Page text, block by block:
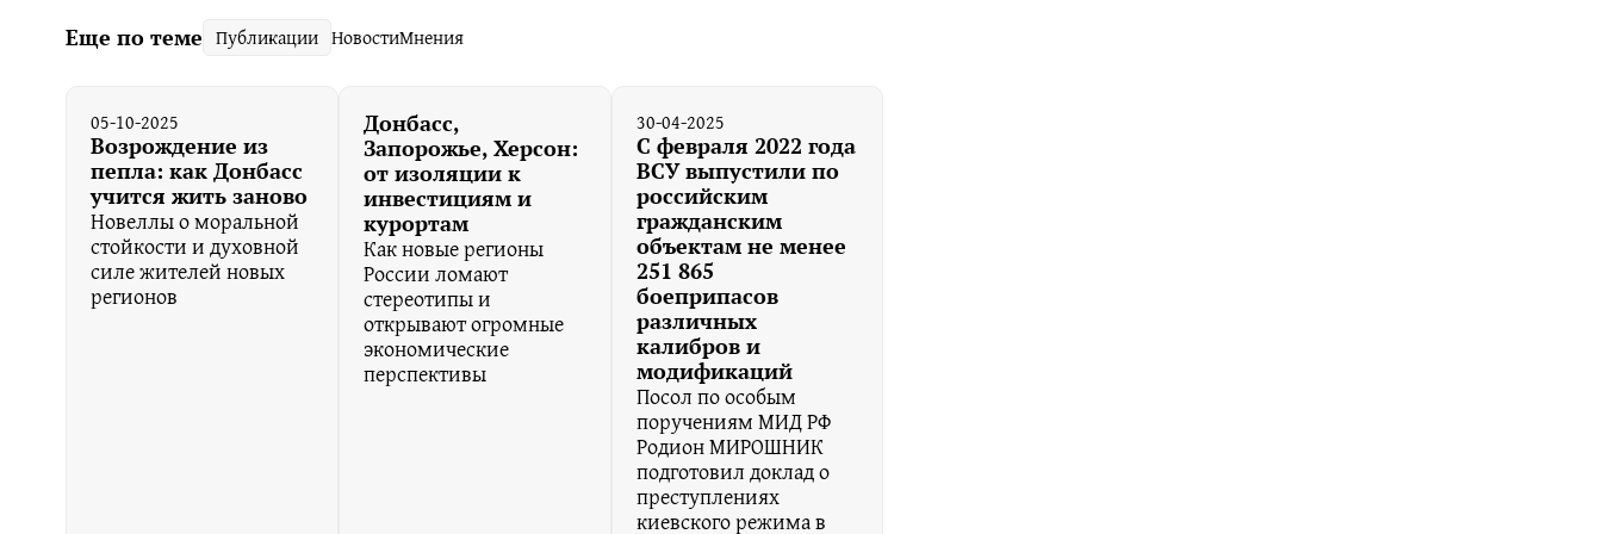
Еще по теме Публикации НовостиМнения
05-10-2025
Возрождение из
пепла: как Донбасс
учится жить заново
Новеллы о моральной
стойкости и духовной
силе жителей новых
регионов
Донбасс,
Запорожье, Херсон:
от изоляции к
инвестициям и
курортам
Как новые регионы
России ломают
стереотипы и
открывают огромные
экономические
перспективы
30-04-2025
С февраля 2022 года
ВСУ выпустили по
российским
гражданским
объектам не менее
251 865
боеприпасов
различных
калибров и
модификаций
Посол по особым
поручениям МИД РФ
Родион МИРОШНИК
подготовил доклад о
преступлениях
киевского режима в